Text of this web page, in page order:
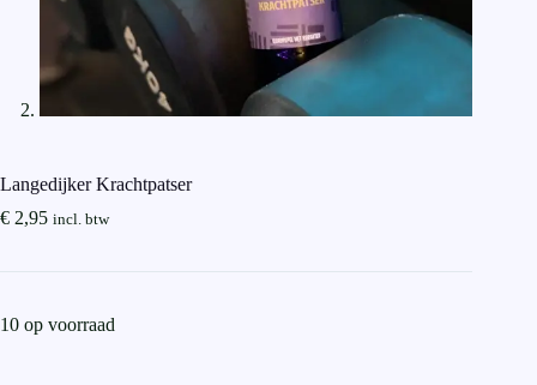
Langedijker Krachtpatser
€ 2,95 incl. btw
10 op voorraad